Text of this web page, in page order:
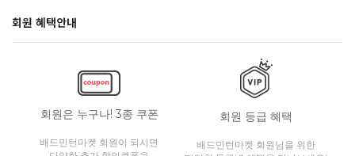
회원 혜택안내
회원은 누구나! 3종 쿠폰
배드민턴마켓 회원이 되시면
회원 등급 혜택
배드민턴마켓 회원님을 위한